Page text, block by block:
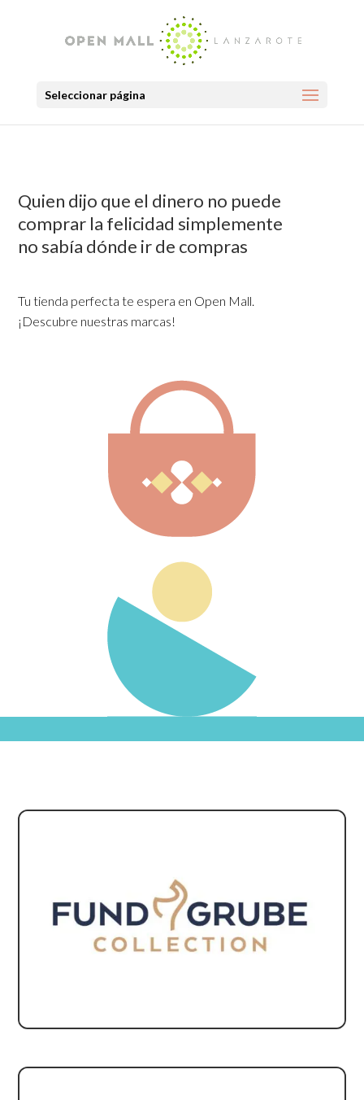
Seleccionar página
Quien dijo que el dinero no puede
comprar la felicidad simplemente
no sabía dónde ir de compras
Tu tienda perfecta te espera en Open Mall.
¡Descubre nuestras marcas!